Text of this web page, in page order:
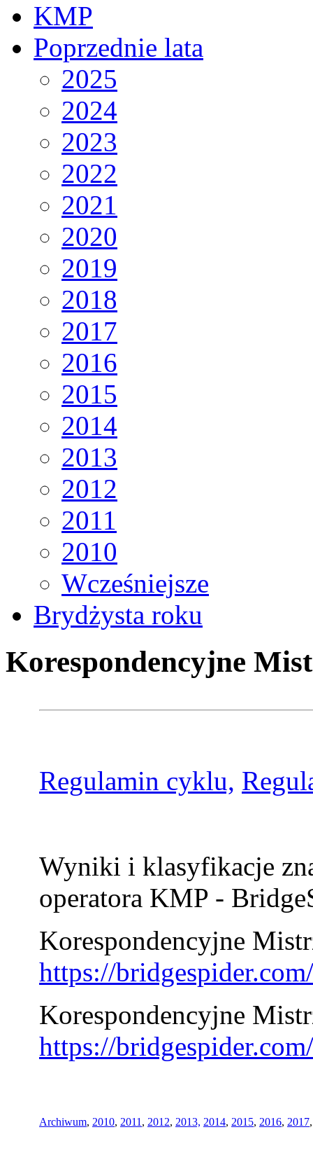
KMP
Poprzednie lata
2025
2024
2023
2022
2021
2020
2019
2018
2017
2016
2015
2014
2013
2012
2011
2010
Wcześniejsze
Brydżysta roku
Korespondencyjne
Regulamin cyklu,
Wyniki i klasyfikacje
operatora KMP -
Korespondencyjne
https://
Korespondencyjne
https://
Archiwum, 2010, 2011 , 2012, 2013, 2014, 2015, 2016, 2017